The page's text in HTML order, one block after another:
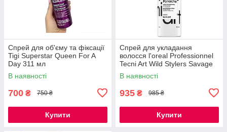
Спрей для об'єму та фіксації
Tigi Superstar Queen For A
Day 311 мл
В наявності
700 ₴ 750 ₴
Купити
Спрей для укладання
волосся l'oreal Professionnel
Tecni Art Wild Stylers Savage
Panache
В наявності
935 ₴ 985 ₴
Купити